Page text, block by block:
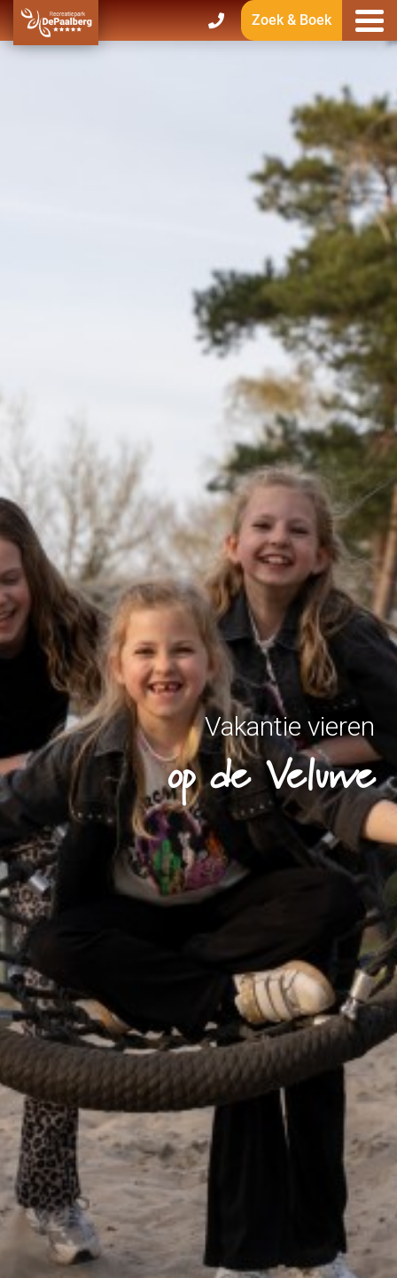
Zoek & Boek
Vakantie vieren
op de Veluwe